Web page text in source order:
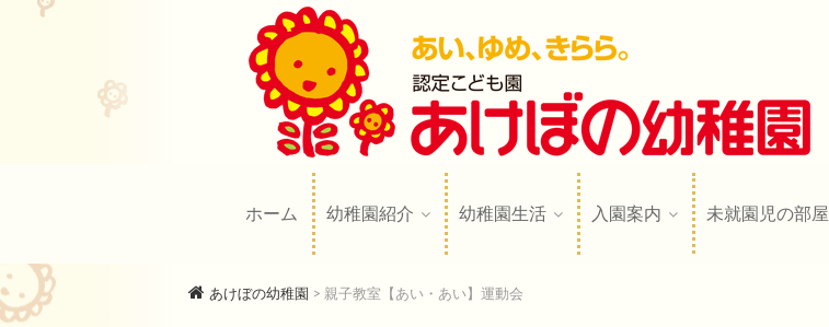
あけぼの幼稚園
ホーム 幼稚園紹介 幼稚園生活 入園案内 未就園児の部屋
あけぼの幼稚園 > 親子教室【あい・あい】運動会